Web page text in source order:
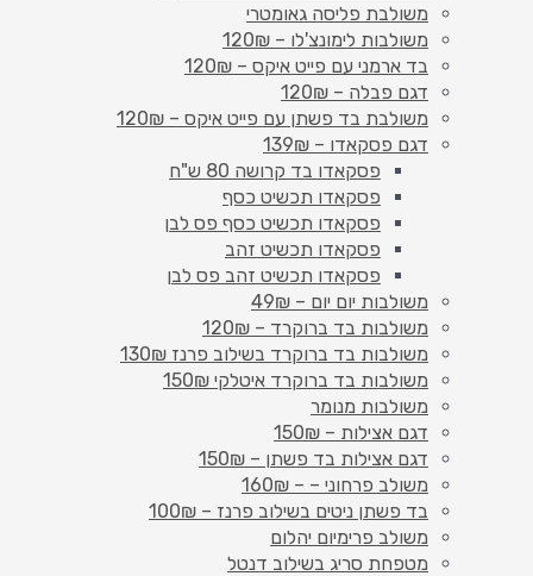
משולבת פליסה גאומטרי
משולבות לימונצ'לו – 120₪
בד ארמני עם פייט איקס – 120₪
דגם פבלה – 120₪
משולבת בד פשתן עם פייט איקס – 120₪
דגם פסקאדו – 139₪
פסקאדו בד קרושה 80 ש"ח
פסקאדו תכשיט כסף
פסקאדו תכשיט כסף פס לבן
פסקאדו תכשיט זהב
פסקאדו תכשיט זהב פס לבן
משולבות יום יום – 49₪
משולבות בד ברוקרד – 120₪
משולבות בד ברוקרד בשילוב פרנז 130₪
משולבות בד ברוקרד איטלקי 150₪
משולבות מנומר
דגם אצילות – 150₪
דגם אצילות בד פשתן – 150₪
משולב פרחוני – – 160₪
בד פשתן ניטים בשילוב פרנז – 100₪
משולב פרימיום יהלום
מטפחת סריג בשילוב דנטל